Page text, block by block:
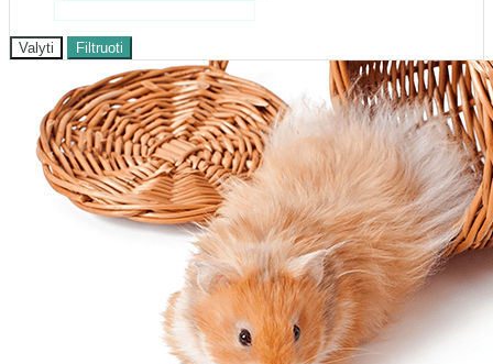
Valyti Filtruoti